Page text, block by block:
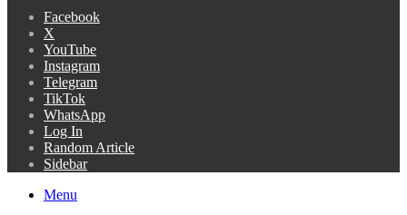
Facebook
X
YouTube
Instagram
Telegram
TikTok
WhatsApp
Log In
Random Article
Sidebar
Menu